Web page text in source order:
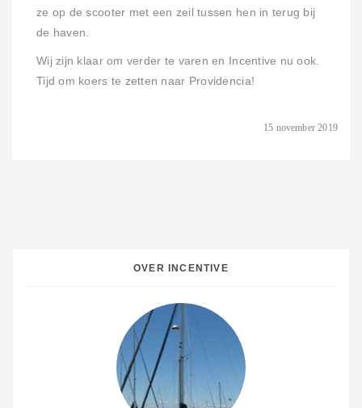
15 november 2019
ze op de scooter met een zeil tussen hen in terug bij
de haven.
Wij zijn klaar om verder te varen en Incentive nu ook.
Tijd om koers te zetten naar Providencia!
OVER INCENTIVE